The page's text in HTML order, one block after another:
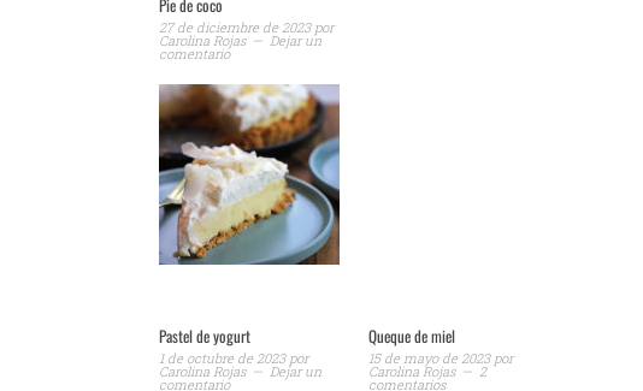
Pie de coco
27 de diciembre de 2023por
Carolina Rojas Dejar un
comentario
Pastel de yogurt
1 de octubre de 2023por
Carolina Rojas Dejar un
comentario
Queque de miel
15 de mayo de 2023por
Carolina Rojas 2
comentarios